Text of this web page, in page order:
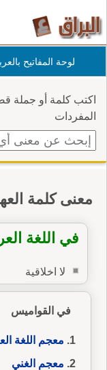
لوحة المفاتيح
اكتب كلمة أو جملة
المفردات
معنى كلمة
في اللغة
لا اخلاقية
في القواميس
معجم اللغة
معجم الغني